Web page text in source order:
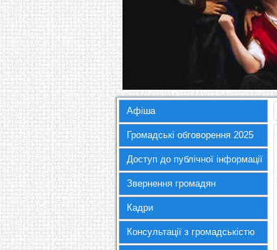
Афіша
Громадські обговорення 2025
Доступ до публічної інформації
Звернення громадян
Кадри
Консультації з громадськістю